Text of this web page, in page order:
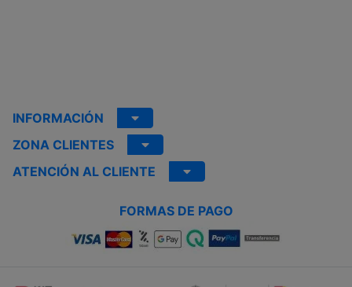
INFORMACIÓN
ZONA CLIENTES
ATENCIÓN AL CLIENTE
FORMAS DE PAGO